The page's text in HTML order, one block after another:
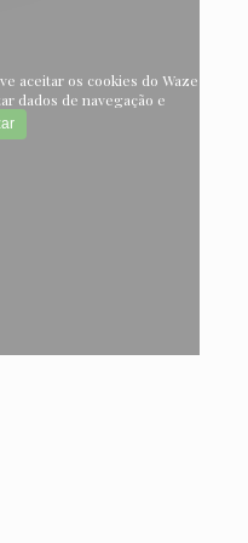
aceitar os cookies do Waze
dados de navegação e